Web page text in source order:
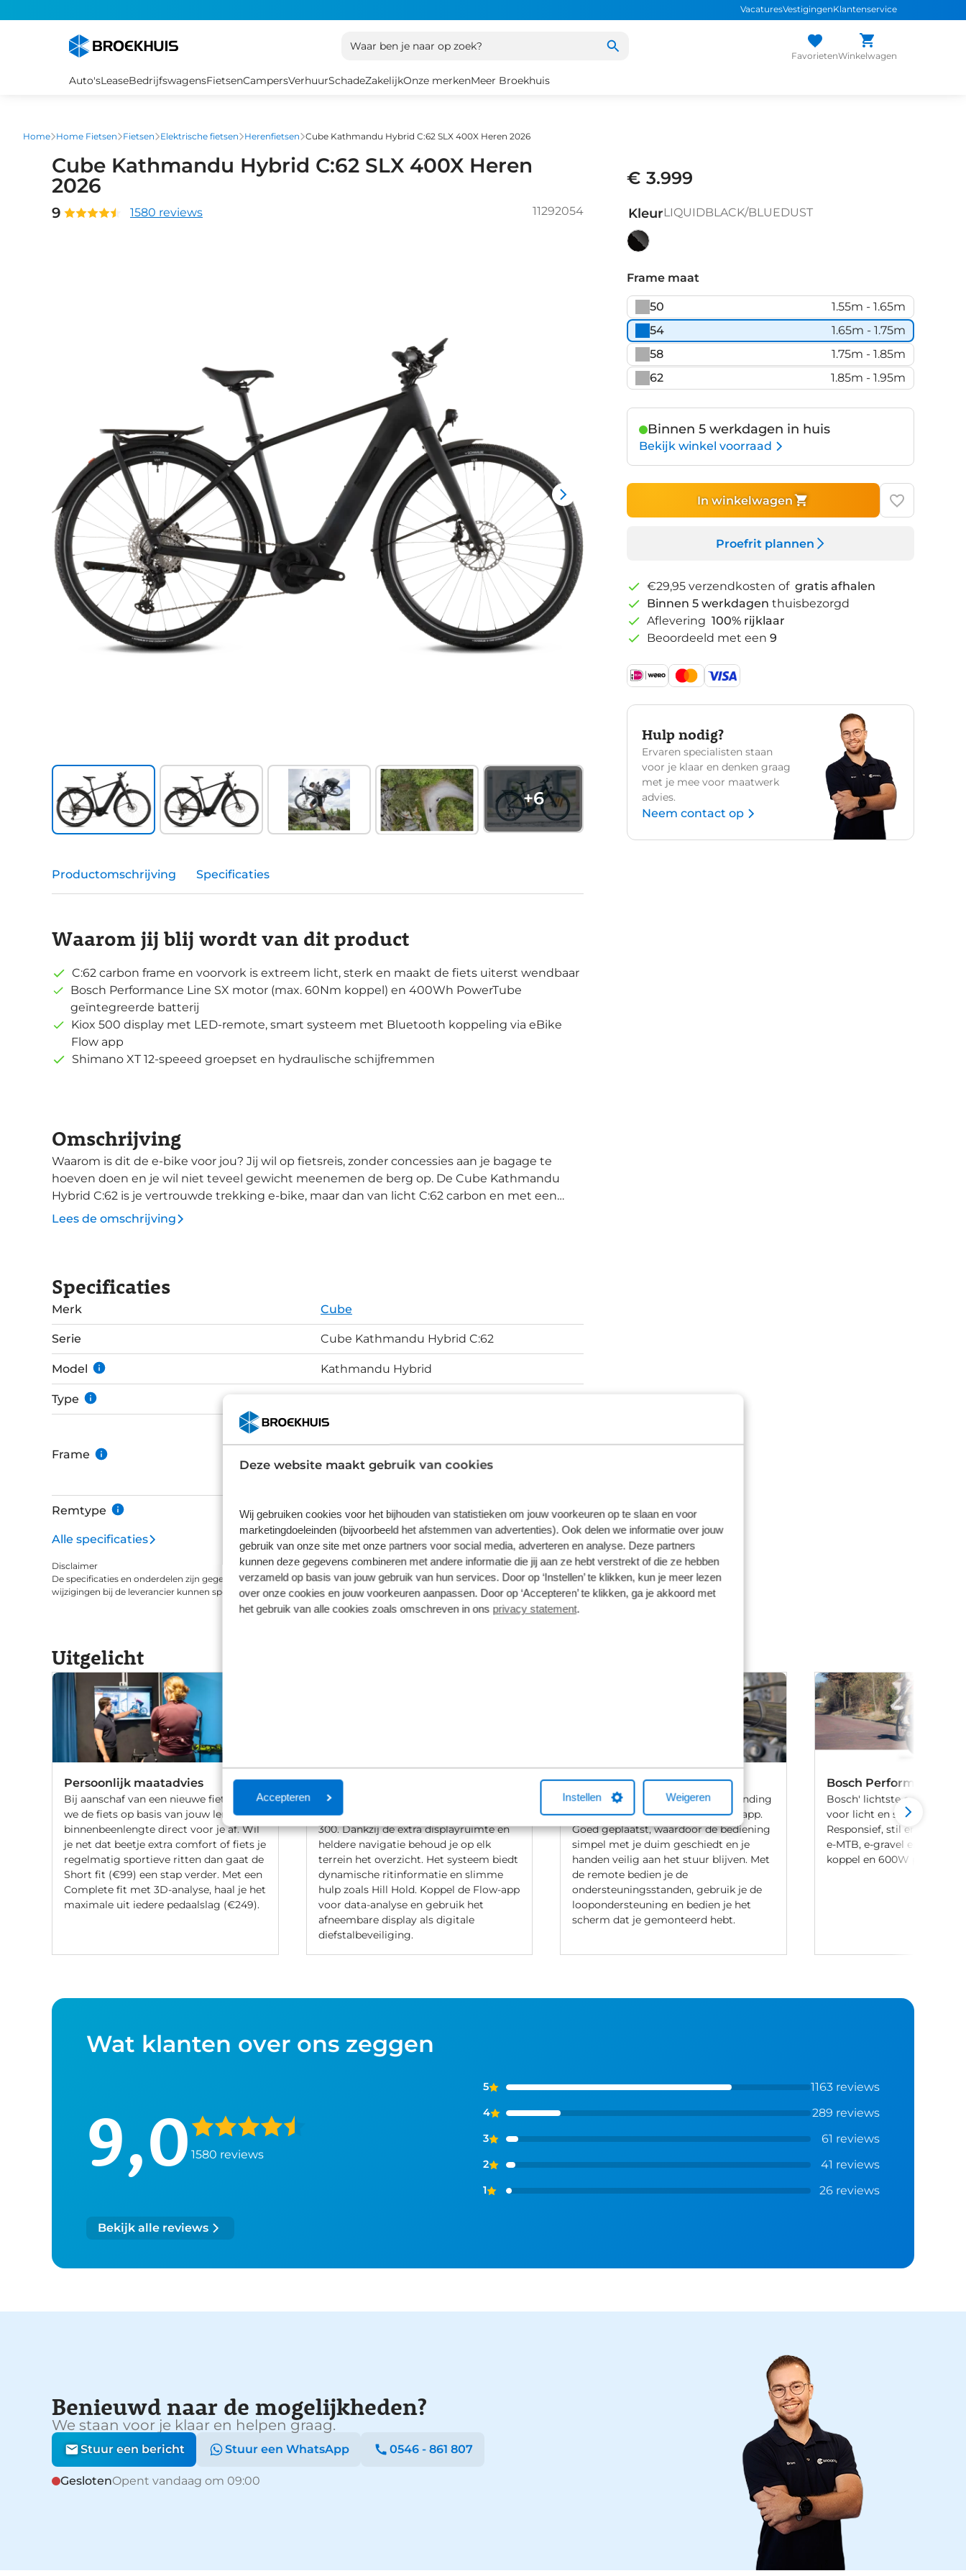
Deze website maakt gebruik van cookies
Wij gebruiken cookies voor het bijhouden van statistieken om jouw voorkeuren op te slaan en voor
marketingdoeleinden (bijvoorbeeld het afstemmen van advertenties). Ook delen we informatie over jouw
gebruik van onze site met onze partners voor social media, adverteren en analyse. Deze partners
kunnen deze gegevens combineren met andere informatie die jij aan ze hebt verstrekt of die ze hebben
verzameld op basis van jouw gebruik van hun services. Door op ‘Instellen’ te klikken, kun je meer lezen
over onze cookies en jouw voorkeuren aanpassen. Door op ‘Accepteren’ te klikken, ga je akkoord met
het gebruik van alle cookies zoals omschreven in ons privacy statement.
Accepteren Instellen Weigeren
VacaturesVestigingenKlantenservice
Waar ben je naar op zoek?
FavorietenWinkelwagen
Auto'sLeaseBedrijfswagensFietsenCampersVerhuurSchadeZakelijkOnze merkenMeer Broekhuis
Home Home Fietsen Fietsen Elektrische fietsen Herenfietsen Cube Kathmandu Hybrid C:62 SLX 400X Heren 2026
Cube Kathmandu Hybrid C:62 SLX 400X Heren
2026
9 1580 reviews 11292054
+6
€ 3.999
KleurLIQUIDBLACK/BLUEDUST
Frame maat
50
1.55m - 1.65m
54
1.65m - 1.75m
58
1.75m - 1.85m
62
1.85m - 1.95m
Binnen 5 werkdagen in huis
Bekijk winkel voorraad
In winkelwagen
Proefrit plannen
€29,95 verzendkosten of gratis afhalen
Binnen 5 werkdagen thuisbezorgd
Aflevering 100% rijklaar
Beoordeeld met een 9
Hulp nodig?
Ervaren specialisten staan
voor je klaar en denken graag
met je mee voor maatwerk
advies.
Neem contact op
Productomschrijving Specificaties
Waarom jij blij wordt van dit product
C:62 carbon frame en voorvork is extreem licht, sterk en maakt de fiets uiterst wendbaar
Bosch Performance Line SX motor (max. 60Nm koppel) en 400Wh PowerTube
geïntegreerde batterij
Kiox 500 display met LED-remote, smart systeem met Bluetooth koppeling via eBike
Flow app
Shimano XT 12-speeed groepset en hydraulische schijfremmen
Omschrijving
Waarom is dit de e-bike voor jou? Jij wil op fietsreis, zonder concessies aan je bagage te
hoeven doen en je wil niet teveel gewicht meenemen de berg op. De Cube Kathmandu
Hybrid C:62 is je vertrouwde trekking e-bike, maar dan van licht C:62 carbon en met een
lichte en compacte Bosch Performance Line SX motor met 60Nm maximale koppel. Aan de
uitgerust met geïntegreerde klemveer en een RILink-adapter voor montage van tassen.
Deze e-bike is uitgerust met de lichte SX-motor van Bosch, inclusief een compacte 400 Wh
accu en een Kiox 500 display met LED-bediening. De groepset is een betrouwbare Shimano
XT 12-speed transmissie.
Lees de omschrijving
Specificaties
Merk Cube
Serie Cube Kathmandu Hybrid C:62
Model Kathmandu Hybrid
Type
Frame
C:62® Advanced Twin Mold, Efficient Comfort
Geometry, Boost148, Fixed Integrated
Battery, Flat Mount Disc, Integrated Carrier
Remtype Schijfremmen
Alle specificaties
Disclaimer
De specificaties en onderdelen zijn gegeven op basis van aanlevering van de leverancier. Op basis van beschikbaarheid of
wijzigingen bij de leverancier kunnen specificaties afwijken.
Uitgelicht
Persoonlijk maatadvies
Bij aanschaf van een nieuwe fiets stellen
we de fiets op basis van jouw lengte en
binnenbeenlengte direct voor je af. Wil
je net dat beetje extra comfort of fiets je
regelmatig sportieve ritten dan gaat de
Short fit (€99) een stap verder. Met een
Complete fit met 3D-analyse, haal je het
maximale uit iedere pedaalslag (€249).
Bosch Kiox 500
De Kiox 500 is met zijn 2,8 inch
kleurenscherm het grote broer van de
300. Dankzij de extra displayruimte en
heldere navigatie behoud je op elk
terrein het overzicht. Het systeem biedt
dynamische ritinformatie en slimme
hulp zoals Hill Hold. Koppel de Flow-app
voor data-analyse en gebruik het
afneembare display als digitale
diefstalbeveiliging.
Bosch LED Remote
De LED bedieningsunit is de verbinding
tussen je e-bike en de eBike Flow-app.
Goed geplaatst, waardoor de bediening
simpel met je duim geschiedt en je
handen veilig aan het stuur blijven. Met
de remote bedien je de
ondersteuningsstanden, gebruik je de
loopondersteuning en bedien je het
scherm dat je gemonteerd hebt.
Bosch Performance
Bosch' lichtste e-bike
voor licht en sportief
Responsief, stil en direct,
e-MTB, e-gravel en urban
koppel en 600W
Wat klanten over ons zeggen
9,0 1580 reviews
5 1163 reviews
4 289 reviews
3 61 reviews
2 41 reviews
1 26 reviews
Bekijk alle reviews
Benieuwd naar de mogelijkheden?
We staan voor je klaar en helpen graag.
Stuur een bericht Stuur een WhatsApp 0546 - 861 807
GeslotenOpent vandaag om 09:00